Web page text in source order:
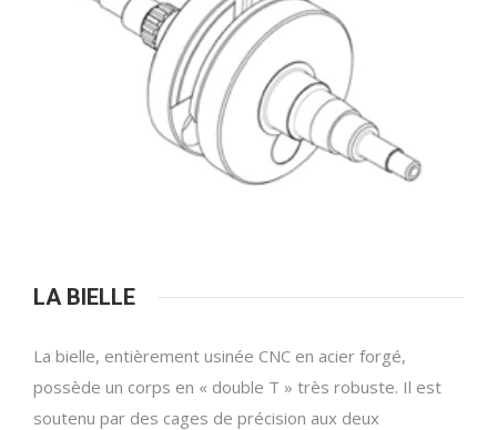
LA BIELLE
La bielle, entièrement usinée CNC en acier forgé,
possède un corps en « double T » très robuste. Il est
soutenu par des cages de précision aux deux